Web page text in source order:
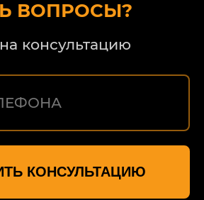
ВОПРОСЫ?
консультацию
КОНСУЛЬТАЦИЮ